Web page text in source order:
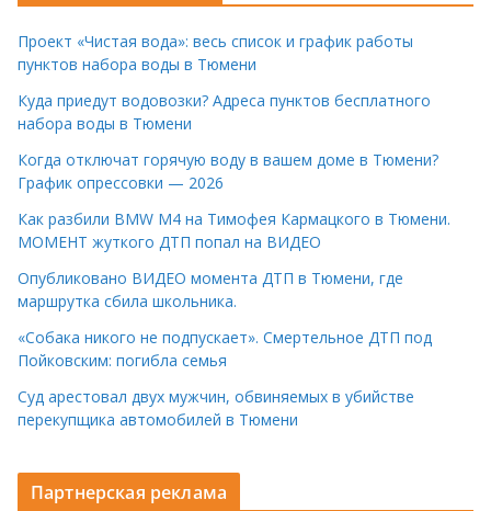
Проект «Чистая вода»: весь список и график работы
пунктов набора воды в Тюмени
Куда приедут водовозки? Адреса пунктов бесплатного
набора воды в Тюмени
Когда отключат горячую воду в вашем доме в Тюмени?
График опрессовки — 2026
Как разбили BMW M4 на Тимофея Кармацкого в Тюмени.
МОМЕНТ жуткого ДТП попал на ВИДЕО
Опубликовано ВИДЕО момента ДТП в Тюмени, где
маршрутка сбила школьника.
«Собака никого не подпускает». Смертельное ДТП под
Пойковским: погибла семья
Суд арестовал двух мужчин, обвиняемых в убийстве
перекупщика автомобилей в Тюмени
Партнерская реклама